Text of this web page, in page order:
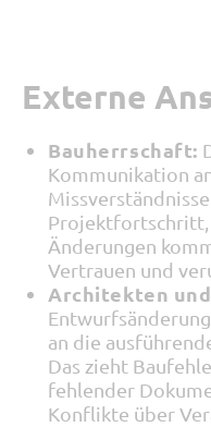
Externe
Bauherrschaft:
Kommunikation
Änderungen
Vertrauen und
Architekten
an die
Das zieht
fehlender
Konflikte über